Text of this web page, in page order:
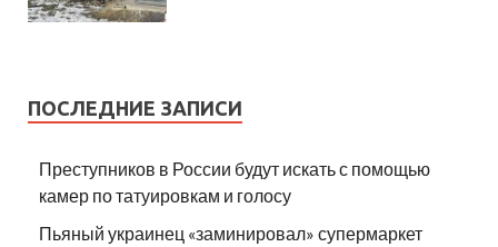
ПОСЛЕДНИЕ ЗАПИСИ
Преступников в России будут искать с помощью
камер по татуировкам и голосу
Пьяный украинец «заминировал» супермаркет